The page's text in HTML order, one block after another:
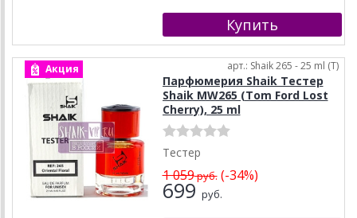
Акция арт.: Shaik 265 - 25 ml (T)
Парфюмерия Shaik Тестер
Shaik MW265 (Tom Ford Lost
Cherry), 25 ml
Тестер
1 059руб.(-34%)
699 руб.